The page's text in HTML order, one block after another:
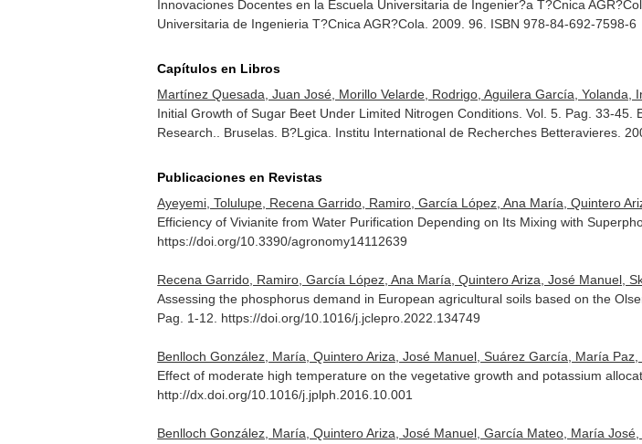
Innovaciones Docentes en la Escuela Universitaria de Ingenier?a T?Cnica
Universitaria de Ingenieria T?Cnica AGR?Cola. 2009. 96. ISBN 978-84-692-7598-6
Capítulos en Libros
Martínez Quesada, Juan José, Morillo Velarde, Rodrigo, Aguilera García,
Initial Growth of Sugar Beet Under Limited Nitrogen Conditions. Vol. 5. Pag. 33-45.
Research.
. Bruselas. B?Lgica. Institu International de Recherches Betteravieres.
Publicaciones en Revistas
Ayeyemi, Tolulupe, Recena Garrido, Ramiro, García López, Ana María, Quintero
Efficiency of Vivianite from Water Purification Depending on Its Mixing with
https://doi.org/10.3390/agronomy14112639
Recena Garrido, Ramiro, García López, Ana María, Quintero Ariza, José Manuel,
Assessing the phosphorus demand in European agricultural soils based on the
Pag. 1-12. https://doi.org/10.1016/j.jclepro.2022.134749
Benlloch González, María, Quintero Ariza, José Manuel, Suárez García, María
Effect of moderate high temperature on the vegetative growth and potassium
http://dx.doi.org/10.1016/j.jplph.2016.10.001
Benlloch González, María, Quintero Ariza, José Manuel, García Mateo, María